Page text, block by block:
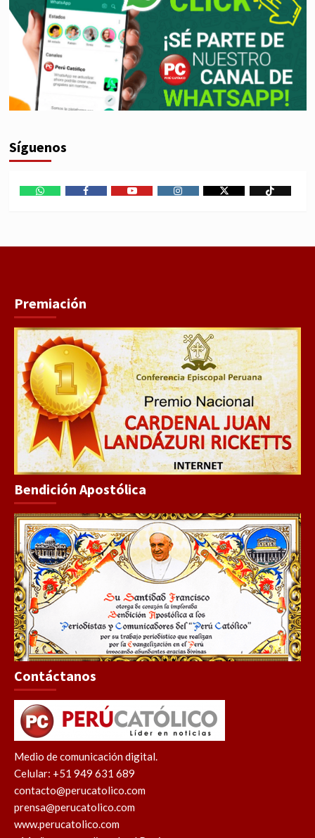
Síguenos
Premiación
Bendición Apostólica
Contáctanos
Medio de comunicación digital.
Celular: +51 949 631 689
contacto@perucatolico.com
prensa@perucatolico.com
www.perucatolico.com